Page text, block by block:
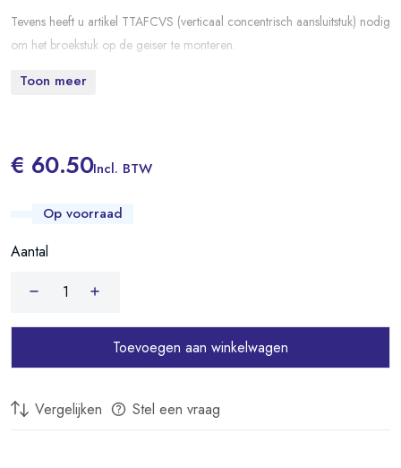
Tevens heeft u artikel TTAFCVS (verticaal concentrisch aansluitstuk) nodig
om het broekstuk op de geiser te monteren.
Toon meer
€ 60.50Incl. BTW
Op voorraad
Aantal
Toevoegen aan winkelwagen
Vergelijken Stel een vraag